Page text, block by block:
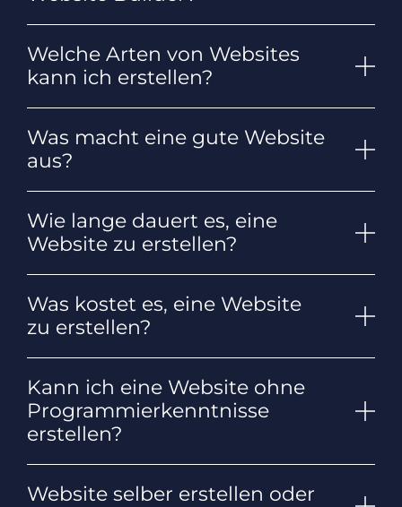
Welche Arten von Websites
kann ich erstellen?
Was macht eine gute Website
aus?
Wie lange dauert es, eine
Website zu erstellen?
Was kostet es, eine Website
zu erstellen?
Kann ich eine Website ohne
Programmierkenntnisse
erstellen?
Website selber erstellen oder